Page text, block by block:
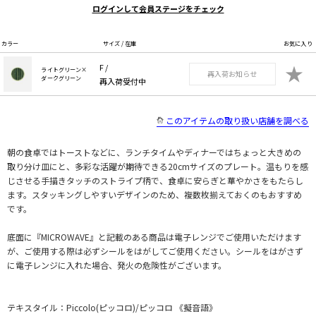
ログインして会員ステージをチェック
カラー サイズ / 在庫 お気に入り
ライトグリーン×
ダークグリーン
F /
再入荷受付中
再入荷お知らせ ★
このアイテムの取り扱い店舗を調べる
朝の食卓ではトーストなどに、ランチタイムやディナーではちょっと大きめの
取り分け皿にと、多彩な活躍が期待できる20cmサイズのプレート。温もりを感
じさせる手描きタッチのストライプ柄で、食卓に安らぎと華やかさをもたらし
ます。スタッキングしやすいデザインのため、複数枚揃えておくのもおすすめ
です。
底面に『MICROWAVE』と記載のある商品は電子レンジでご使用いただけます
が、ご使用する際は必ずシールをはがしてご使用ください。シールをはがさず
に電子レンジに入れた場合、発火の危険性がございます。
テキスタイル：Piccolo(ピッコロ)/ピッコロ 《擬音語》